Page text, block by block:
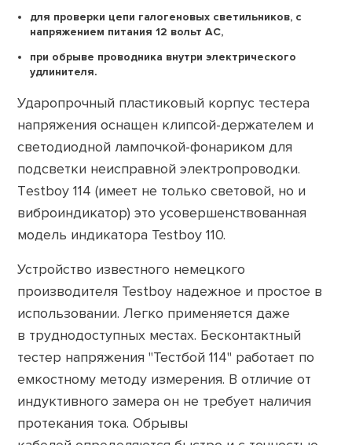
для проверки цепи галогеновых светильников, с
напряжением питания 12 вольт АС,
при обрыве проводника внутри электрического
удлинителя.
Ударопрочный пластиковый корпус тестера
напряжения оснащен клипсой-держателем и
светодиодной лампочкой-фонариком для
подсветки неисправной электропроводки.
Тestboy 114 (имеет не только световой, но и
виброиндикатор) это усовершенствованная
модель индикатора Testboy 110.
Устройство известного немецкого
производителя Testboy надежное и простое в
использовании. Легко применяется даже
в труднодоступных местах. Бесконтактный
тестер напряжения "Тестбой 114" работает по
емкостному методу измерения. В отличие от
индуктивного замера он не требует наличия
протекания тока. Обрывы